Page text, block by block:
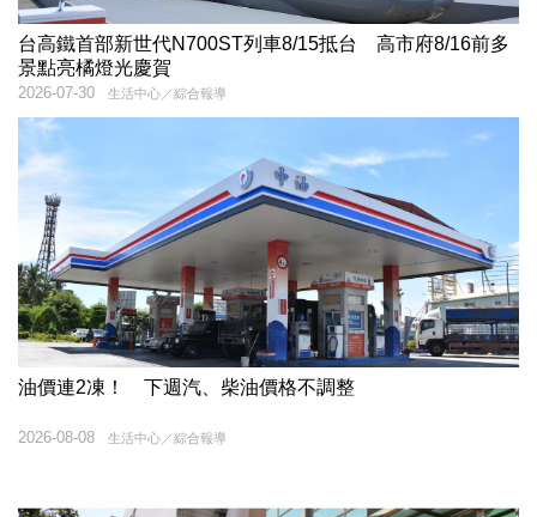
台高鐵首部新世代N700ST列車8/15抵台 高市府8/16前多
景點亮橘燈光慶賀
生活中心／綜合報導
2026-07-30
油價連2凍！ 下週汽、柴油價格不調整
生活中心／綜合報導
2026-08-08